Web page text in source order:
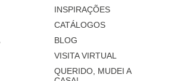
INSPIRAÇÕES
CATÁLOGOS
BLOG
VISITA VIRTUAL
QUERIDO, MUDEI A